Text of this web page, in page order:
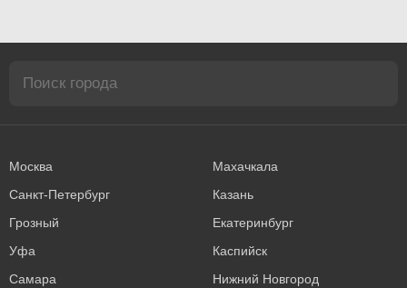
Москва
Махачкала
Санкт-Петербург
Казань
Грозный
Екатеринбург
Уфа
Каспийск
Самара
Нижний Новгород